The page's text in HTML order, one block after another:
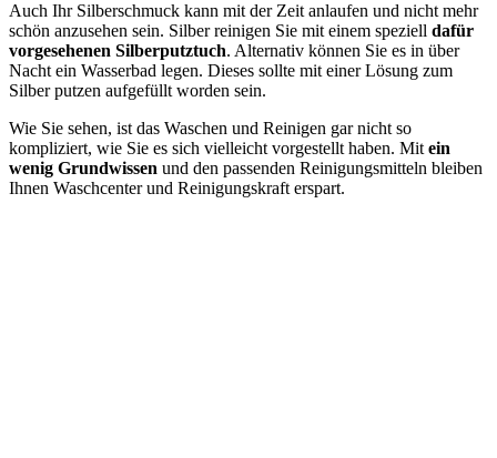
Auch Ihr Silberschmuck kann mit der Zeit anlaufen und nicht mehr
schön anzusehen sein. Silber reinigen Sie mit einem speziell dafür
vorgesehenen Silberputztuch. Alternativ können Sie es in über
Nacht ein Wasserbad legen. Dieses sollte mit einer Lösung zum
Silber putzen aufgefüllt worden sein.
Wie Sie sehen, ist das Waschen und Reinigen gar nicht so
kompliziert, wie Sie es sich vielleicht vorgestellt haben. Mit ein
wenig Grundwissen und den passenden Reinigungsmitteln bleiben
Ihnen Waschcenter und Reinigungskraft erspart.